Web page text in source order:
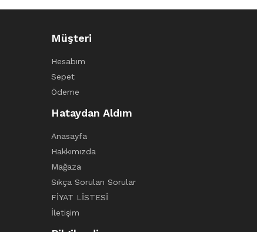
Müşteri
Hesabım
Sepet
Ödeme
Hataydan Aldım
Anasayfa
Hakkımızda
Mağaza
Sıkça Sorulan Sorular
FİYAT LİSTESİ
İletişim